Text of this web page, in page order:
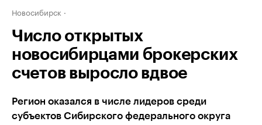
Новосибирск
Число открытых
новосибирцами брокерских
счетов выросло вдвое
Регион оказался в числе лидеров среди
субъектов Сибирского федерального округа